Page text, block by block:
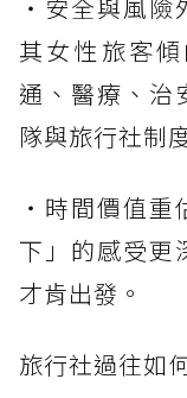
・安全與風
其女性旅客
通、醫療、治
隊與旅行社制
・時間價值
下」的感受更
才肯出發。
旅行社過往如